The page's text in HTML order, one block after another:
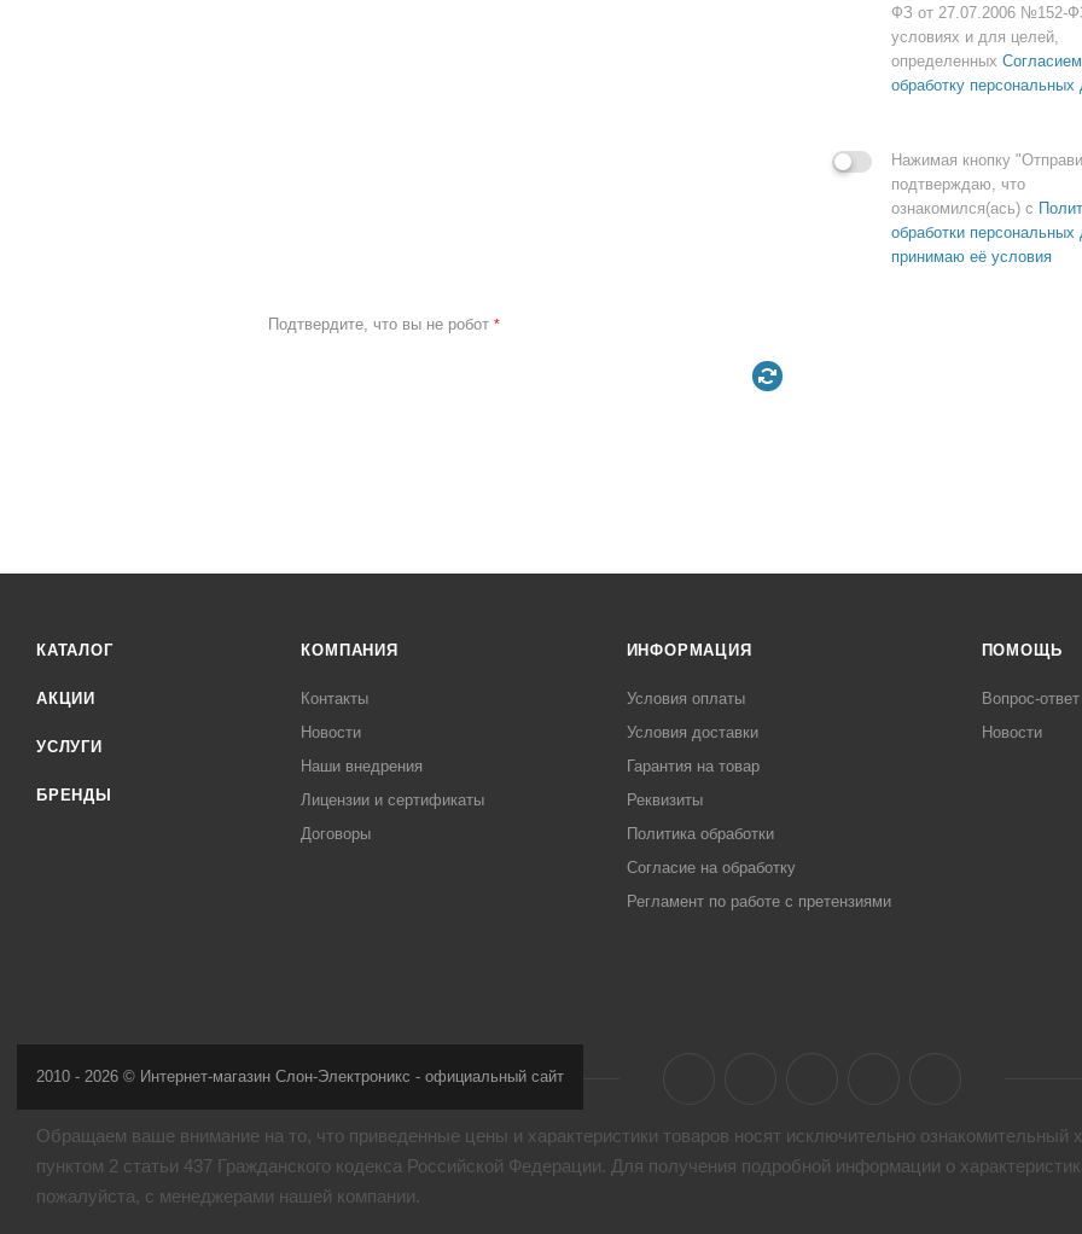
ФЗ от 27.07.2006 №152-
условиях и для целей,
определенных
обработку персональных
Нажимая кнопку
подтверждаю, что
ознакомился(ась) с
обработки персональных
принимаю её условия
Подтвердите, что вы не робот *
КАТАЛОГ
АКЦИИ
УСЛУГИ
БРЕНДЫ
КОМПАНИЯ
Контакты
Новости
Наши внедрения
Лицензии и сертификаты
Договоры
ИНФОРМАЦИЯ
Условия оплаты
Условия доставки
Гарантия на товар
Реквизиты
Политика обработки
Согласие на обработку
Регламент по работе с претензиями
ПОМОЩЬ
Вопрос-ответ
Новости
2010 - 2026 © Интернет-магазин Слон-Электроникс - официальный сайт
Обращаем ваше внимание на то, что приведенные цены и характеристики товaров носят исключительно ознакомительный
пунктом 2 статьи 437 Гражданского кодекса Российской Федерации. Для получения подробной информации о
пожалуйста, с менеджерами нашей компании.